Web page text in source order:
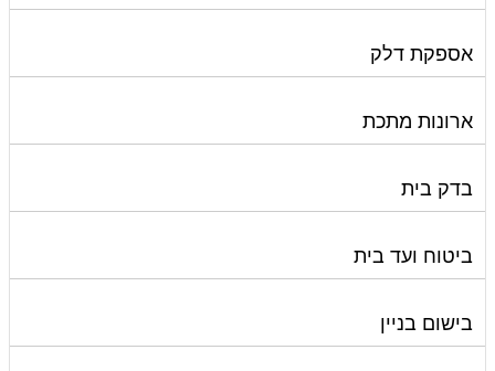
אספקת דלק
ארונות מתכת
בדק בית
ביטוח ועד בית
בישום בניין